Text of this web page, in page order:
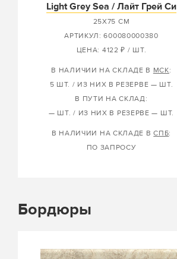
Light Grey Sea / Лайт Грей Си
25X75 СМ
АРТИКУЛ: 600080000380
ЦЕНА: 4122 ₽ / ШТ.
В НАЛИЧИИ НА СКЛАДЕ В МСК:
5 ШТ. / ИЗ НИХ В РЕЗЕРВЕ — ШТ.
В ПУТИ НА СКЛАД:
— ШТ. / ИЗ НИХ В РЕЗЕРВЕ — ШТ.
В НАЛИЧИИ НА СКЛАДЕ ВСПБ:
ПО ЗАПРОСУ
Бордюры